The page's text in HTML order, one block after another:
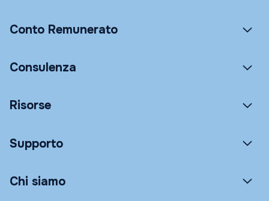
Conto Remunerato
Consulenza
Risorse
Supporto
Chi siamo